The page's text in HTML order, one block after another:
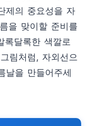
제의 중요성을 자
을 맞이할 준비를
록달록한 색깔로
림처럼, 자외선으
날을 만들어주세